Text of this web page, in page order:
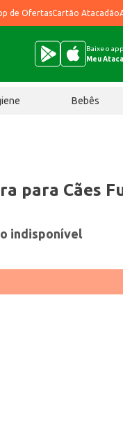
de OfertasCartão Atacadão
Baixe o app
Meu
Bebês
para Cães
indisponível